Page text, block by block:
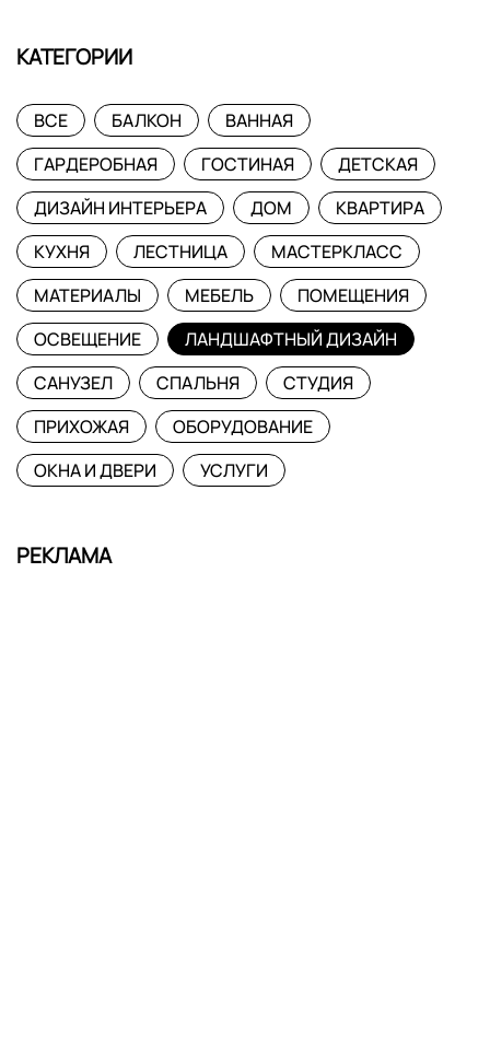
КАТЕГОРИИ
ВСЕ БАЛКОН
ВАННАЯ
ГАРДЕРОБНАЯ
ГОСТИНАЯ
ДЕТСКАЯ
ДИЗАЙН ИНТЕРЬЕРА
ДОМ
КВАРТИРА
КУХНЯ
ЛЕСТНИЦА
МАСТЕРКЛАСС
МАТЕРИАЛЫ
МЕБЕЛЬ
ПОМЕЩЕНИЯ
ОСВЕЩЕНИЕ
ЛАНДШАФТНЫЙ ДИЗАЙН
САНУЗЕЛ
СПАЛЬНЯ
СТУДИЯ
ПРИХОЖАЯ
ОБОРУДОВАНИЕ
ОКНА И ДВЕРИ
УСЛУГИ
РЕКЛАМА